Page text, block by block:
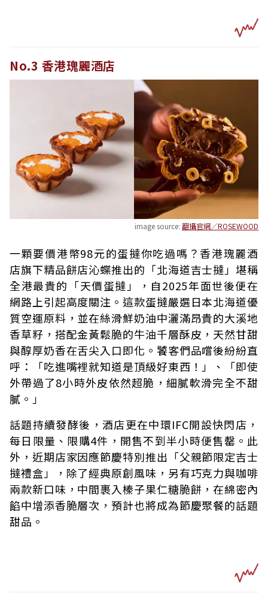
No.3 香港瑰麗酒店
image source: 翻攝官網／ROSEWOOD
一顆要價港幣98元的蛋撻你吃過嗎？香港瑰麗酒
店旗下精品餅店沁蝶推出的「北海道吉士撻」堪稱
全港最貴的「天價蛋撻」，自2025年面世後便在
網路上引起高度關注。這款蛋撻嚴選日本北海道優
質空運原料，並在絲滑鮮奶油中灑滿昂貴的大溪地
香草籽，搭配金黃鬆脆的牛油千層酥皮，天然甘甜
與醇厚奶香在舌尖入口即化。饕客們品嚐後紛紛直
呼：「吃進嘴裡就知道是頂級好東西！」、「即使
外帶過了8小時外皮依然超脆，細膩軟滑完全不甜
膩。」
話題持續發酵後，酒店更在中環IFC開設快閃店，
每日限量、限購4件，開售不到半小時便售罄。此
外，近期店家因應節慶特別推出「父親節限定吉士
撻禮盒」，除了經典原創風味，另有巧克力與咖啡
兩款新口味，中間裹入榛子果仁糖脆餅，在綿密內
餡中增添香脆層次，預計也將成為節慶聚餐的話題
甜品。